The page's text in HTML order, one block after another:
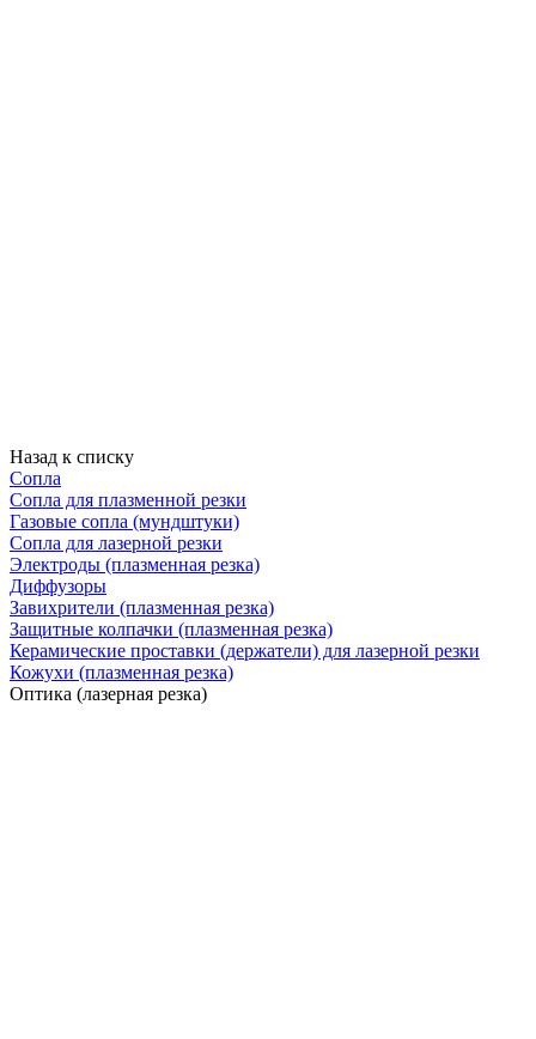
Назад к списку
Сопла
Сопла для плазменной резки
Газовые сопла (мундштуки)
Сопла для лазерной резки
Электроды (плазменная резка)
Диффузоры
Завихрители (плазменная резка)
Защитные колпачки (плазменная резка)
Керамические проставки (держатели) для лазерной резки
Кожухи (плазменная резка)
Оптика (лазерная резка)